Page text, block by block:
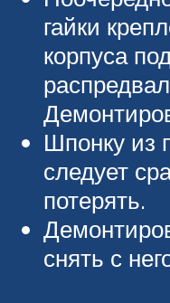
гайки
корпуса
Шпонку из
следует
потерять.
снять с